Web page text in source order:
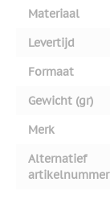
Materiaal
Levertijd
Formaat
Gewicht (gr)
Merk
Alternatief
artikelnummer